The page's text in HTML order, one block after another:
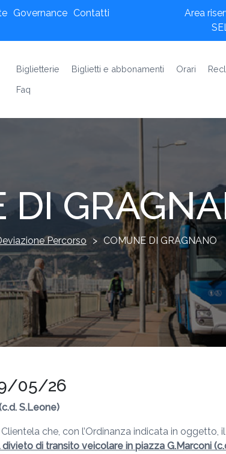
Governance Contatti Area
Biglietterie Biglietti e abbonamenti Orari
Faq
DI
Percorso > COMUNE DI GRAGNANO
05/26
S.Leone)
che, con l’Ordinanza indicata in
divieto di transito veicolare in piazza G.Marconi